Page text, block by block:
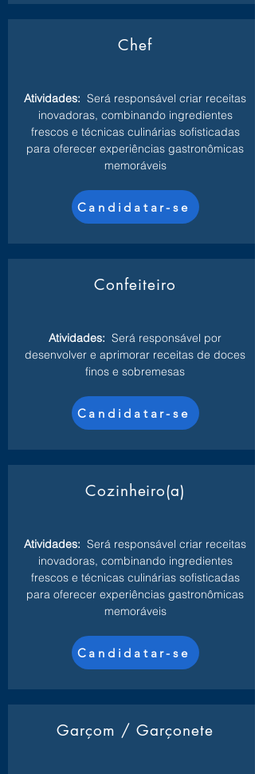
Chef
Atividades: Será responsável criar receitas
inovadoras, combinando ingredientes
frescos e técnicas culinárias sofisticadas
para oferecer experiências gastronômicas
memoráveis
Candidatar-se
Confeiteiro
Atividades: Será responsável por
desenvolver e aprimorar receitas de doces
finos e sobremesas
Candidatar-se
Cozinheiro(a)
Atividades: Será responsável criar receitas
inovadoras, combinando ingredientes
frescos e técnicas culinárias sofisticadas
para oferecer experiências gastronômicas
memoráveis
Candidatar-se
Garçom / Garçonete